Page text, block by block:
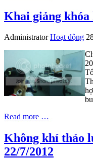
Khai giảng khóa
Administrator Hoạt động
Read more …
Không khí thảo
22/7/2012